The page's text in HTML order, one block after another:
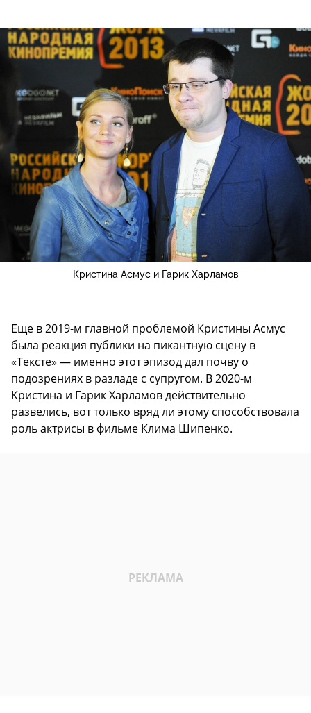
Кристина Асмус и Гарик Харламов
Еще в 2019-м главной проблемой Кристины Асмус
была реакция публики на пикантную сцену в
«Тексте» — именно этот эпизод дал почву о
подозрениях в разладе с супругом. В 2020-м
Кристина и Гарик Харламов действительно
развелись, вот только вряд ли этому способствовала
роль актрисы в фильме Клима Шипенко.